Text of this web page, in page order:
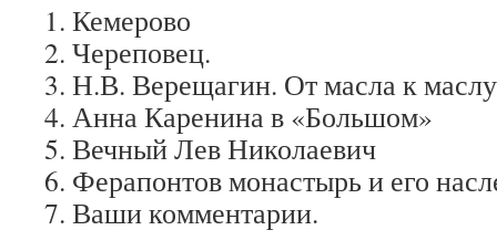
1. Кемерово
2. Череповец.
3. Н.В. Верещагин. От масла к маслу
4. Анна Каренина в «Большом»
5. Вечный Лев Николаевич
6. Ферапонтов монастырь и его
7. Ваши комментарии.